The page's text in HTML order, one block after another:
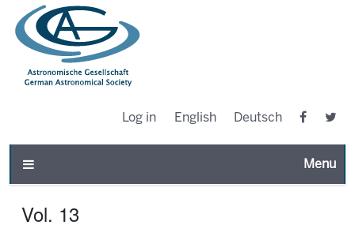
Log in English Deutsch
Toggle
Vol. 13